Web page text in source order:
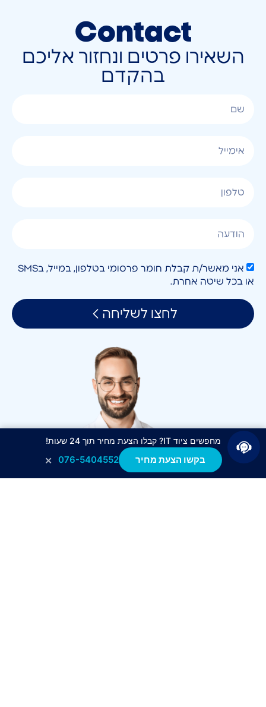
Contact
השאירו פרטים ונחזור אליכם
בהקדם
אני מאשר/ת קבלת חומר פרסומי בטלפון, במייל, בSMS
או בכל שיטה אחרת.
לחצו לשליחה
מחפשים ציוד IT? קבלו הצעת מחיר תוך 24 שעות!
בקשו הצעת מחיר 076-5404552
×